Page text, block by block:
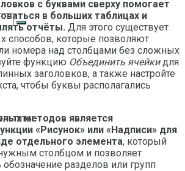
с буквами сверху помогает
в больших таблицах и
отчёты. Для этого существует
способов, которые позволяют
номера над столбцами без сложных
функцию Объединить ячейкидля
заголовков, а также настройте
чтобы буквы располагались
методов является
«Рисунок» или «Надписи» для
отдельного элемента, который
столбцом и позволяет
обозначение разделов или групп